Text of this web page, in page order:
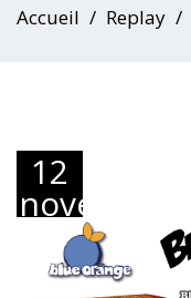
Accueil Replay
12
novembre
2019